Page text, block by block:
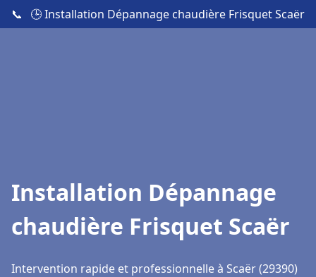
📞 🕒 Installation Dépannage chaudière Frisquet Scaër
Installation Dépannage
chaudière Frisquet Scaër
Intervention rapide et professionnelle à Scaër (29390)